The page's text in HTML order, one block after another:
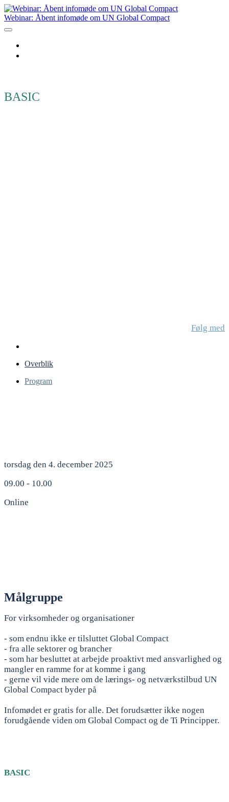
Webinar: Åbent infomøde om UN Global Compact
BASIC
Følg med
Overblik
Program
torsdag den 4. december 2025
09.00 - 10.00
Online
Målgruppe
For virksomheder og organisationer
- som endnu ikke er tilsluttet Global Compact
- fra alle sektorer og brancher
- som har besluttet at arbejde proaktivt med ansvarlighed og
mangler en ramme for at komme i gang
- gerne vil vide mere om de lærings- og netværkstilbud UN
Global Compact byder på
Infomødet er gratis for alle. Det forudsætter ikke nogen
forudgående viden om Global Compact og de Ti Principper.
BASIC